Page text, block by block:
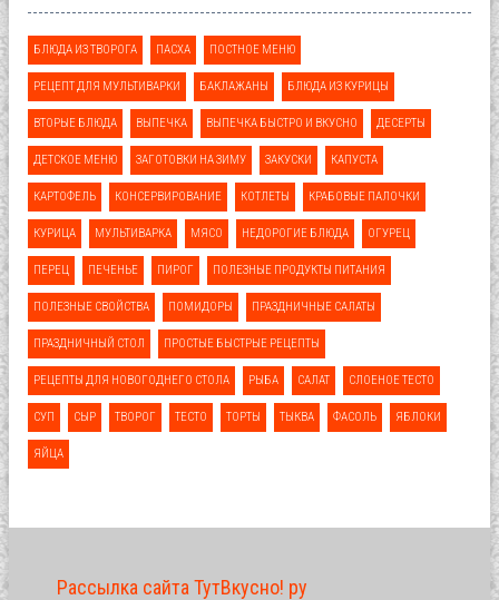
БЛЮДА ИЗ ТВОРОГА ПАСХА ПОСТНОЕ МЕНЮ
РЕЦЕПТ ДЛЯ МУЛЬТИВАРКИ БАКЛАЖАНЫ БЛЮДА ИЗ КУРИЦЫ
ВТОРЫЕ БЛЮДА ВЫПЕЧКА ВЫПЕЧКА БЫСТРО И ВКУСНО ДЕСЕРТЫ
ДЕТСКОЕ МЕНЮ ЗАГОТОВКИ НА ЗИМУ ЗАКУСКИ КАПУСТА
КАРТОФЕЛЬ КОНСЕРВИРОВАНИЕ КОТЛЕТЫ КРАБОВЫЕ ПАЛОЧКИ
КУРИЦА МУЛЬТИВАРКА МЯСО НЕДОРОГИЕ БЛЮДА ОГУРЕЦ
ПЕРЕЦ ПЕЧЕНЬЕ ПИРОГ ПОЛЕЗНЫЕ ПРОДУКТЫ ПИТАНИЯ
ПОЛЕЗНЫЕ СВОЙСТВА ПОМИДОРЫ ПРАЗДНИЧНЫЕ САЛАТЫ
ПРАЗДНИЧНЫЙ СТОЛ ПРОСТЫЕ БЫСТРЫЕ РЕЦЕПТЫ
РЕЦЕПТЫ ДЛЯ НОВОГОДНЕГО СТОЛА РЫБА САЛАТ СЛОЕНОЕ ТЕСТО
СУП СЫР ТВОРОГ ТЕСТО ТОРТЫ ТЫКВА ФАСОЛЬ ЯБЛОКИ
ЯЙЦА
Рассылка сайта ТутВкусно! ру